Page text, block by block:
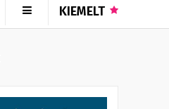
KIEMELT